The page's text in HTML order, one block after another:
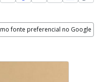
fonte preferencial no Google